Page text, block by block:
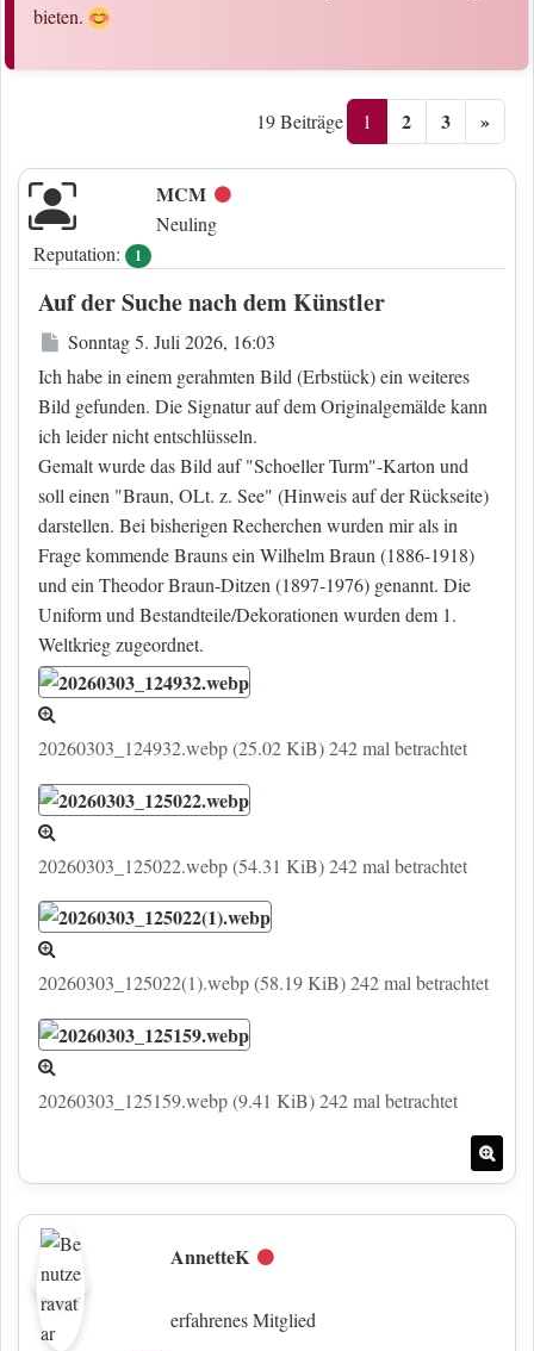
bieten.
19 Beiträge 1 2 3 »
MCM Offline
Neuling
Reputation:
1
Auf der Suche nach dem Künstler
Beitrag
Sonntag 5. Juli 2026, 16:03
Ich habe in einem gerahmten Bild (Erbstück) ein weiteres
Bild gefunden. Die Signatur auf dem Originalgemälde kann
ich leider nicht entschlüsseln.
Gemalt wurde das Bild auf "Schoeller Turm"-Karton und
soll einen "Braun, OLt. z. See" (Hinweis auf der Rückseite)
darstellen. Bei bisherigen Recherchen wurden mir als in
Frage kommende Brauns ein Wilhelm Braun (1886-1918)
und ein Theodor Braun-Ditzen (1897-1976) genannt. Die
Uniform und Bestandteile/Dekorationen wurden dem 1.
Weltkrieg zugeordnet.
20260303_124932.webp (25.02 KiB) 242 mal betrachtet
20260303_125022.webp (54.31 KiB) 242 mal betrachtet
20260303_125022(1).webp (58.19 KiB) 242 mal betrachtet
20260303_125159.webp (9.41 KiB) 242 mal betrachtet
AnnetteK Offline
erfahrenes Mitglied